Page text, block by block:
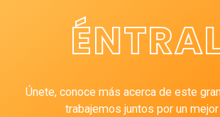
Únete, conoce más acerca de este
trabajemos juntos por un